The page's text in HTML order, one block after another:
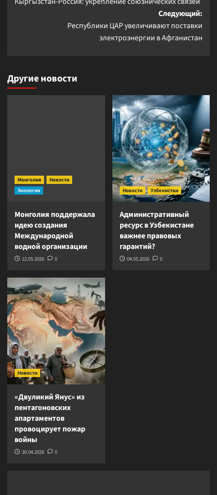
записи
Следующий:
Республики ЦАР увеличивают поставки
электроэнергии в Афганистан
Другие новости
Монголия
Новости
Экология
Монголия поддержала
идею создания
Международной
водной организации
12.05.2026 0
Новости Узбекистан
Административный
ресурс в Узбекистане
важнее правовых
гарантий?
04.05.2026 0
Новости
«Двуликий Янус» из
пентагоновских
апартаментов
провоцирует пожар
войны
30.04.2026 0